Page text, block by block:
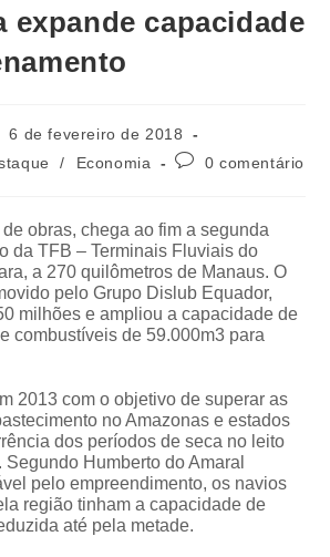
expande capacidade
6 de fevereiro de 2018
/ Economia 0 comentário
obras, chega ao fim a segunda
da TFB – Terminais Fluviais do
a 270 quilômetros de Manaus. O
pelo Grupo Dislub Equador,
milhões e ampliou a capacidade de
combustíveis de 59.000m3 para
2013 com o objetivo de superar as
no Amazonas e estados
dos períodos de seca no leito
Humberto do Amaral
pelo empreendimento, os navios
região tinham a capacidade de
até pela metade.